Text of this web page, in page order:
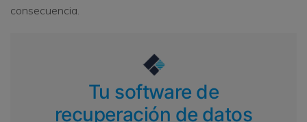
consecuencia.
Tu software de
recuperación de datos